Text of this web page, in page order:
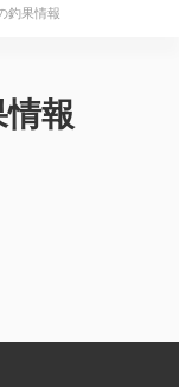
釣果情報
報